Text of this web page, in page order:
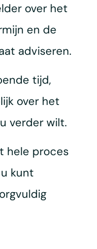
over het
en de
adviseren.
tijd,
over het
verder wilt.
hele proces
kunt